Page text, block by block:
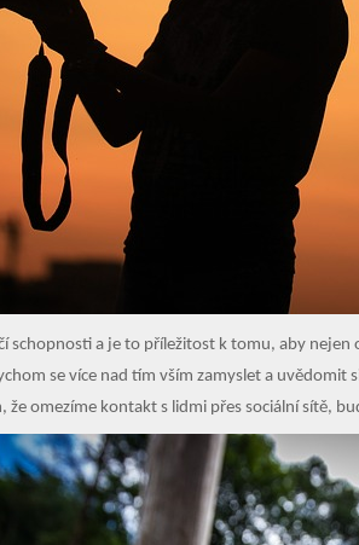
a je to příležitost k tomu, aby
se více nad tím vším zamyslet a
omezíme kontakt s lidmi přes sociální sítě,